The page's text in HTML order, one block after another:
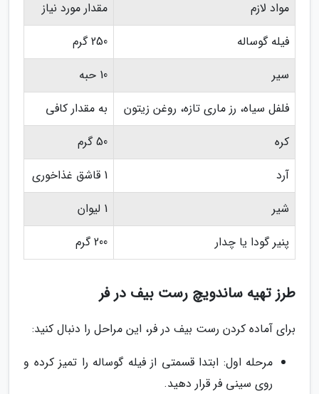
مواد لازم
مقدار مورد نیاز
فیله گوساله
250 گرم
سیر
10 حبه
فلفل سیاه، رز ماری تازه، روغن زیتون
به مقدار کافی
کره
50 گرم
آرد
1 قاشق غذاخوری
شیر
1 لیوان
پنیر گودا یا چدار
200 گرم
طرز تهیه ساندویچ رست بیف در فر
برای آماده کردن رست بیف در فر، این مراحل را دنبال کنید:
مرحله اول: ابتدا قسمتی از فیله گوساله را تمیز کرده و
روی سینی فر قرار دهید.